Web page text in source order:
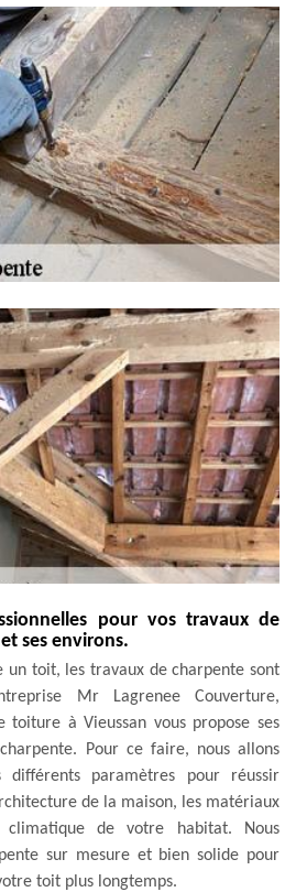
pour vos travaux de
ses environs.
un toit, les travaux de charpente sont
Mr Lagrenee Couverture,
toiture à Vieussan vous propose ses
Pour ce faire, nous allons
paramètres pour réussir
de la maison, les matériaux
de votre habitat. Nous
sur mesure et bien solide pour
toit plus longtemps.